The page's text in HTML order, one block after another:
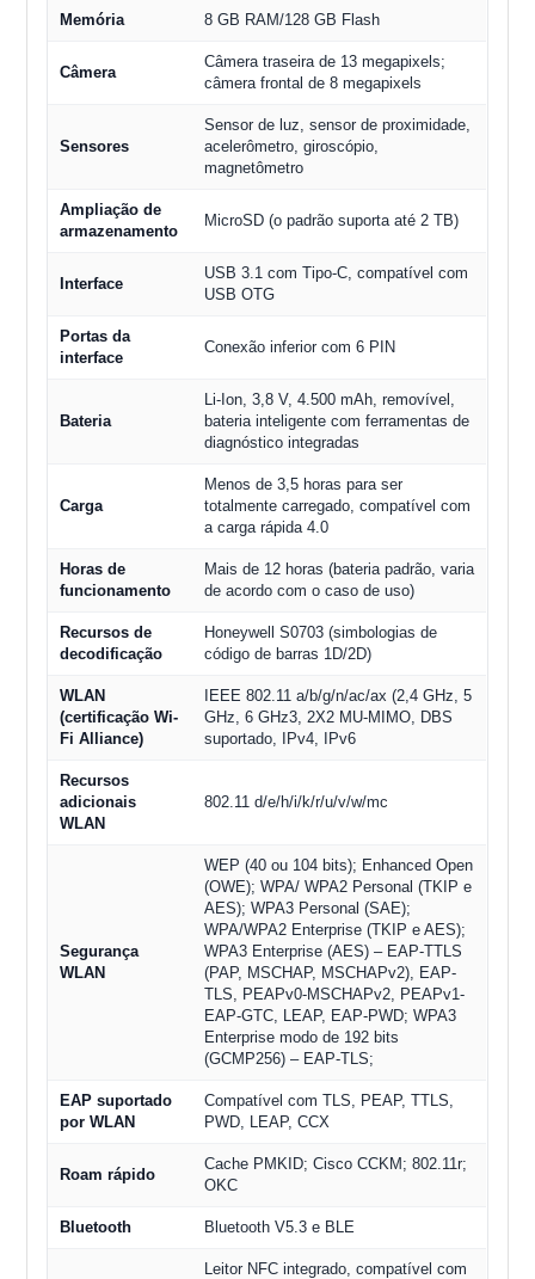
Memória 8 GB RAM/128 GB Flash
Câmera
Câmera traseira de 13 megapixels;
câmera frontal de 8 megapixels
Sensores
Sensor de luz, sensor de proximidade,
acelerômetro, giroscópio,
magnetômetro
Ampliação de
armazenamento
MicroSD (o padrão suporta até 2 TB)
Interface
USB 3.1 com Tipo-C, compatível com
USB OTG
Portas da
interface
Conexão inferior com 6 PIN
Bateria
Li-Ion, 3,8 V, 4.500 mAh, removível,
bateria inteligente com ferramentas de
diagnóstico integradas
Carga
Menos de 3,5 horas para ser
totalmente carregado, compatível com
a carga rápida 4.0
Horas de
funcionamento
Mais de 12 horas (bateria padrão, varia
de acordo com o caso de uso)
Recursos de
decodificação
Honeywell S0703 (simbologias de
código de barras 1D/2D)
WLAN
(certificação Wi-
Fi Alliance)
IEEE 802.11 a/b/g/n/ac/ax (2,4 GHz, 5
GHz, 6 GHz3, 2X2 MU-MIMO, DBS
suportado, IPv4, IPv6
Recursos
adicionais
WLAN
802.11 d/e/h/i/k/r/u/v/w/mc
Segurança
WLAN
WEP (40 ou 104 bits); Enhanced Open
(OWE); WPA/ WPA2 Personal (TKIP e
AES); WPA3 Personal (SAE);
WPA/WPA2 Enterprise (TKIP e AES);
WPA3 Enterprise (AES) – EAP-TTLS
(PAP, MSCHAP, MSCHAPv2), EAP-
TLS, PEAPv0-MSCHAPv2, PEAPv1-
EAP-GTC, LEAP, EAP-PWD; WPA3
Enterprise modo de 192 bits
(GCMP256) – EAP-TLS;
EAP suportado
por WLAN
Compatível com TLS, PEAP, TTLS,
PWD, LEAP, CCX
Roam rápido
Cache PMKID; Cisco CCKM; 802.11r;
OKC
Bluetooth Bluetooth V5.3 e BLE
Leitor NFC integrado, compatível com